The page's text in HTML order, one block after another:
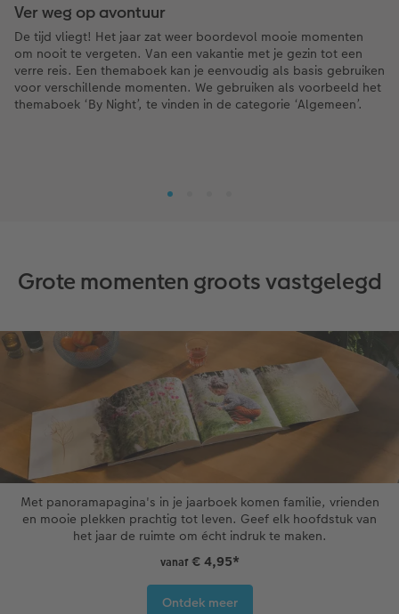
Ver weg op avontuur
De tijd vliegt! Het jaar zat weer boordevol mooie momenten
om nooit te vergeten. Van een vakantie met je gezin tot een
verre reis. Een themaboek kan je eenvoudig als basis gebruiken
voor verschillende momenten. We gebruiken als voorbeeld het
themaboek ‘By Night’, te vinden in de categorie ‘Algemeen’.
Grote momenten groots vastgelegd
Met panoramapagina's in je jaarboek komen familie, vrienden
en mooie plekken prachtig tot leven. Geef elk hoofdstuk van
het jaar de ruimte om écht indruk te maken.
vanaf€ 4,95*
Ontdek meer